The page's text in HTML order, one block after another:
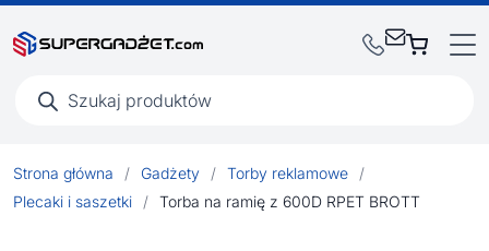
produktów
Strona główna / Gadżety / Torby reklamowe
/
Plecaki i saszetki
/ Torba na ramię z 600D RPET BROTT